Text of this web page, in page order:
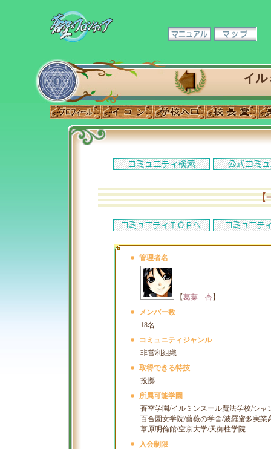
イル
【
管理者名
【葛葉 杏】
メンバー数
18名
コミュニティジャンル
非営利組織
取得できる特技
投擲
所属可能学園
蒼空学園/イルミンスール魔法学校/シャ
百合園女学院/薔薇の学舎/波羅蜜多実業
葦原明倫館/空京大学/天御柱学院
入会制限